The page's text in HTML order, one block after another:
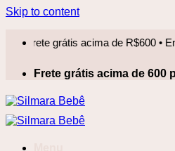
Skip to content
grátis acima de R$600 • Entrega
Frete grátis acima de 600